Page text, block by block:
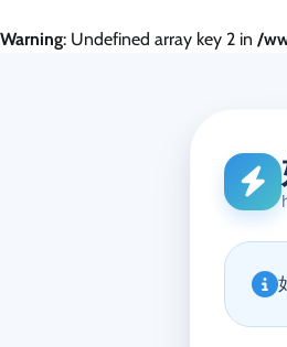
Warning: Undefined array key 2 in /